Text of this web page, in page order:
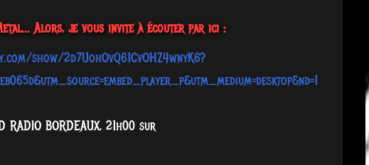
Alors, je vous invite à écouter par ici :
show/2d7UohOvQ61CvOHZ4wnyK6?
BORDEAUX, 21h00 sur